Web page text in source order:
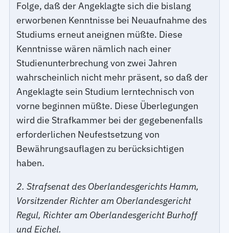
Folge, daß der Angeklagte sich die bislang
erworbenen Kenntnisse bei Neuaufnahme des
Studiums erneut aneignen müßte. Diese
Kenntnisse wären nämlich nach einer
Studienunterbrechung von zwei Jahren
wahrscheinlich nicht mehr präsent, so daß der
Angeklagte sein Studium lerntechnisch von
vorne beginnen müßte. Diese Überlegungen
wird die Strafkammer bei der gegebenenfalls
erforderlichen Neufestsetzung von
Bewährungsauflagen zu berücksichtigen
haben.
2. Strafsenat des Oberlandesgerichts Hamm,
Vorsitzender Richter am Oberlandesgericht
Regul, Richter am Oberlandesgericht Burhoff
und Eichel.